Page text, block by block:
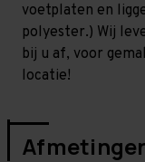
voetplaten en
polyester.) Wij
bij u af, voor
locatie!